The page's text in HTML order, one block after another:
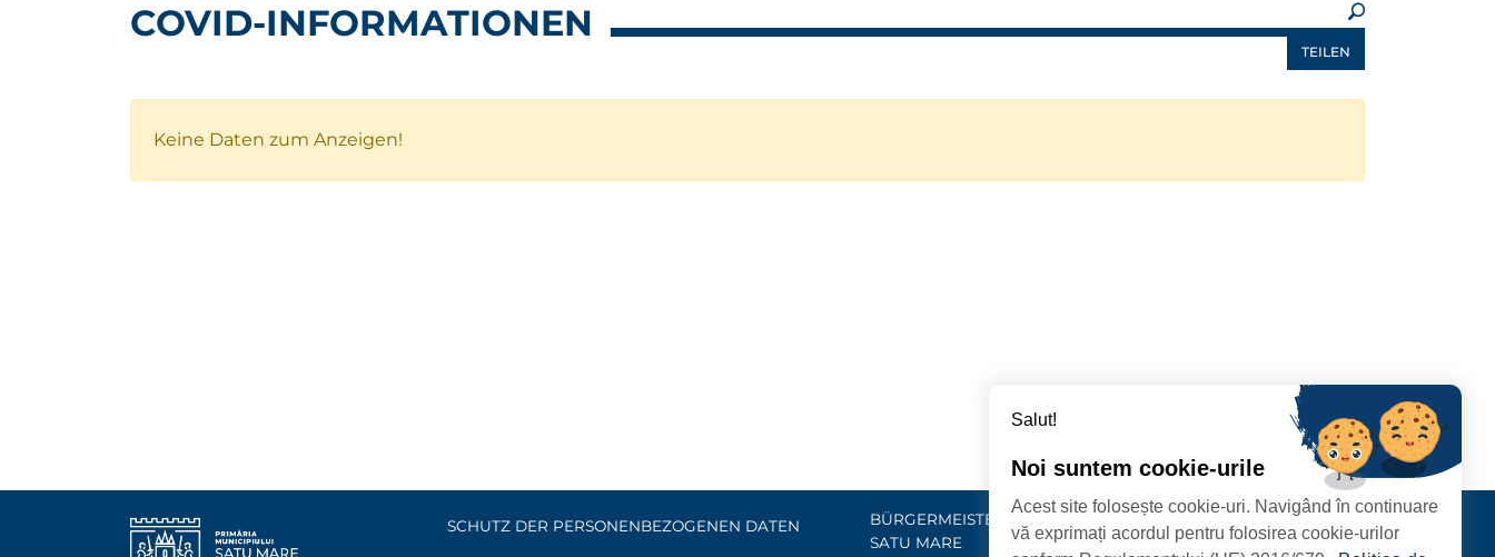
COVID-INFORMATIONEN
TEILEN
Keine Daten zum Anzeigen!
SCHUTZ DER PERSONENBEZOGENEN DATEN
BÜRGERMEISTERAMT DER STADT
SATU MARE
Kontakt
Salut!
Noi suntem cookie-urile
Acest site folosește cookie-uri. Navigând în continuare
vă exprimați acordul pentru folosirea cookie-urilor